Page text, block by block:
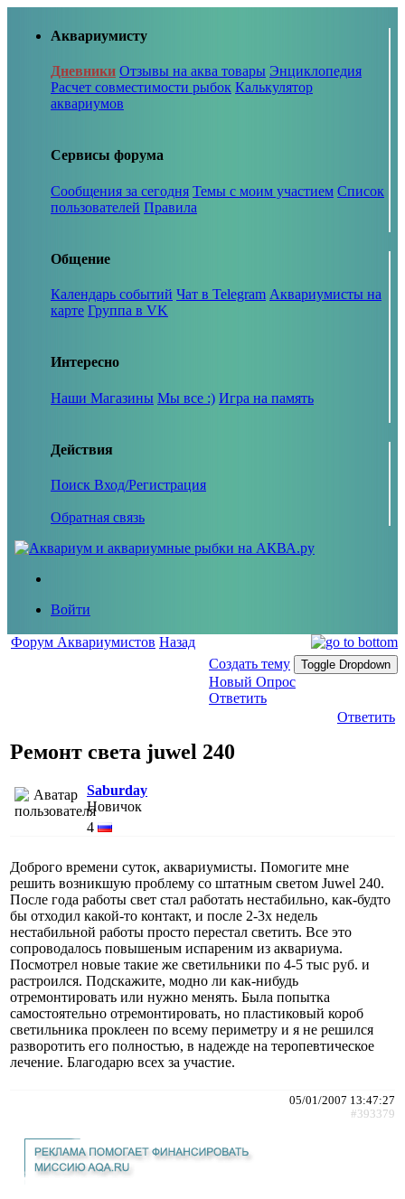
Аквариумисту
Дневники Отзывы на аква товары Энциклопедия
Расчет совместимости рыбок Калькулятор
аквариумов
Сервисы форума
Сообщения за сегодня Темы с моим участием Список
пользователей Правила
Общение
Календарь событий Чат в Telegram Аквариумисты на
карте Группа в VK
Интересно
Наши Магазины Мы все :) Игра на память
Действия
Поиск Вход/Регистрация
Обратная связь
Войти
Форум Аквариумистов Назад
Создать тему
Toggle Dropdown
Новый Опрос
Ответить
Ответить
Ремонт света juwel 240
Saburday
Новичок
4
Доброго времени суток, аквариумисты. Помогите мне
решить возникшую проблему со штатным светом Juwel 240.
После года работы свет стал работать нестабильно, как-будто
бы отходил какой-то контакт, и после 2-3х недель
нестабильной работы просто перестал светить. Все это
сопроводалось повышеным испареним из аквариума.
Посмотрел новые такие же светильники по 4-5 тыс руб. и
растроился. Подскажите, модно ли как-нибудь
отремонтировать или нужно менять. Была попытка
самостоятельно отремонтировать, но пластиковый короб
светильника проклеен по всему периметру и я не решился
разворотить его полностью, в надежде на теропевтическое
лечение. Благодарю всех за участие.
05/01/2007 13:47:27
#393379